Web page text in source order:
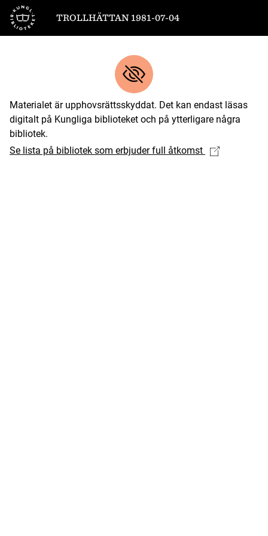
Till startsidan
TROLLHÄTTAN 1981-07-04
Materialet är upphovsrättsskyddat. Det kan endast läsas
digitalt på Kungliga biblioteket och på ytterligare några
bibliotek.
Se lista på bibliotek som erbjuder full åtkomst